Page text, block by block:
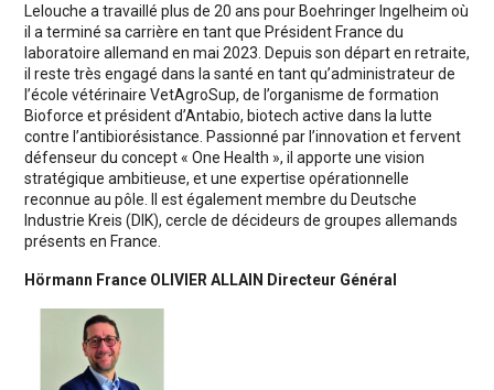
Lelouche a travaillé plus de 20 ans pour Boehringer Ingelheim où
il a terminé sa carrière en tant que Président France du
laboratoire allemand en mai 2023. Depuis son départ en retraite,
il reste très engagé dans la santé en tant qu’administrateur de
l’école vétérinaire VetAgroSup, de l’organisme de formation
Bioforce et président d’Antabio, biotech active dans la lutte
contre l’antibiorésistance. Passionné par l’innovation et fervent
défenseur du concept « One Health », il apporte une vision
stratégique ambitieuse, et une expertise opérationnelle
reconnue au pôle. Il est également membre du Deutsche
Industrie Kreis (DIK), cercle de décideurs de groupes allemands
présents en France.
Hörmann France OLIVIER ALLAIN Directeur Général